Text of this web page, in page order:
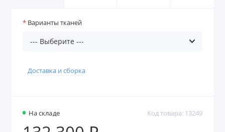
На складе Код товара: 13249
Варианты тканей
Доставка и сборка